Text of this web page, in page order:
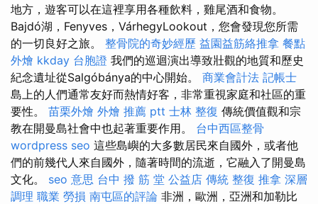
地方，遊客可以在這裡享用各種飲料，雞尾酒和食物。
Bajdó湖，Fenyves，VárhegyLookout，您會發現您所需
的一切良好之旅。 整骨院的奇妙經歷 益園益筋絡推拿 餐點
外燴 kkday 台胞證 我們的巡迴演出導致壯觀的地質和歷史
紀念遺址從Salgóbánya的中心開始。 商業會計法 記帳士
島上的人們通常友好而熱情好客，非常重視家庭和社區的重
要性。 苗栗外燴 外燴 推薦 ptt 士林 整復 傳統價值觀和宗
教在開曼島社會中也起著重要作用。 台中西區整骨
wordpress seo 這些島嶼的大多數居民來自國外，或者他
們的前幾代人來自國外，隨著時間的流逝，它融入了開曼島
文化。 seo 意思 台中 撥 筋 堂 公益店 傳統 整復 推拿 深層
調理 職業 勞損 南屯區的評論 非洲，歐洲，亞洲和加勒比